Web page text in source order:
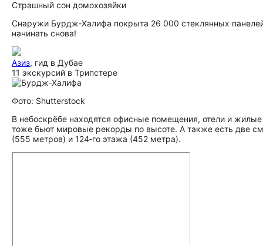
Страшный сон домохозяйки
Снаружи Бурдж‑Халифа покрыта 26 000 стеклянных
начинать снова!
Азиз, гид в Дубае
11 экскурсий в Трипстере
Фото: Shutterstock
В небоскрёбе находятся офисные помещения, отели и
тоже бьют мировые рекорды по высоте. А также есть две
(555 метров) и 124‑го этажа (452 метра).